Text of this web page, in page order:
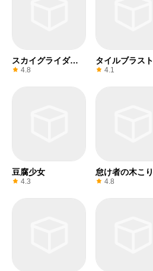
スカイグライダー
3D4.8
タイルブラスト
4.1
豆腐少女
4.3
怠け者の木こり
4.8